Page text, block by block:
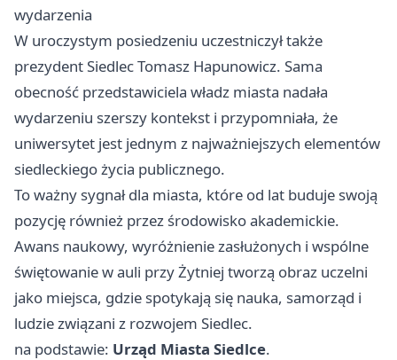
wydarzenia
W uroczystym posiedzeniu uczestniczył także
prezydent Siedlec Tomasz Hapunowicz. Sama
obecność przedstawiciela władz miasta nadała
wydarzeniu szerszy kontekst i przypomniała, że
uniwersytet jest jednym z najważniejszych elementów
siedleckiego życia publicznego.
To ważny sygnał dla miasta, które od lat buduje swoją
pozycję również przez środowisko akademickie.
Awans naukowy, wyróżnienie zasłużonych i wspólne
świętowanie w auli przy Żytniej tworzą obraz uczelni
jako miejsca, gdzie spotykają się nauka, samorząd i
ludzie związani z rozwojem Siedlec.
na podstawie: Urząd Miasta Siedlce.